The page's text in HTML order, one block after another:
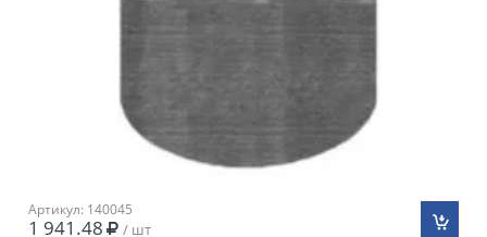
Артикул: 140045
1 941.48 / шт